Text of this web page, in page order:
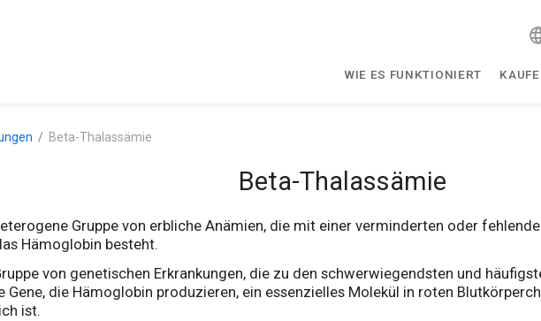
WIE ES FUNKTIONIERT
Beta-Thalassämie
Beta-Thalassämie
Gruppe von erbliche Anämien, die mit einer verminderten oder
Hämoglobin besteht.
von genetischen Erkrankungen, die zu den schwerwiegendsten und
die Hämoglobin produzieren, ein essenzielles Molekül in roten
ist.